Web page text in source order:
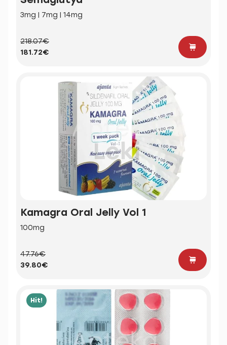
3mg | 7mg | 14mg
218.07€
181.72€
Kamagra Oral Jelly Vol 1
100mg
47.76€
39.80€
Hit!